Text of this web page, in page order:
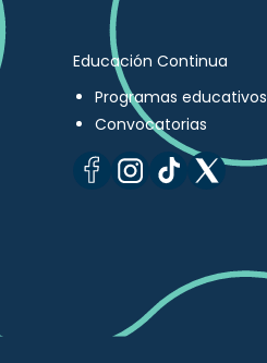
Educación Continua
Programas educativos
Convocatorias